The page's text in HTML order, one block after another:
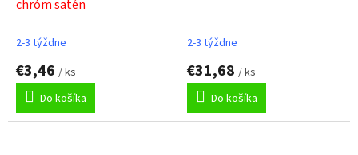
chróm satén
2-3 týždne
€3,46 / ks
Do košíka
2-3 týždne
€31,68 / ks
Do košíka